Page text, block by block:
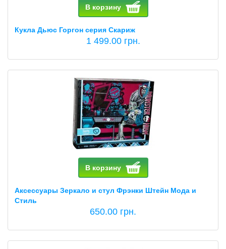
В корзину
Кукла Дьюс Горгон серия Cкариж
1 499.00 грн.
В корзину
Аксессуары Зеркало и стул Фрэнки Штейн Мода и
Стиль
650.00 грн.